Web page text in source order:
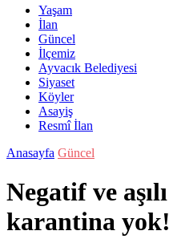
Yaşam
İlan
Güncel
İlçemiz
Ayvacık Belediyesi
Siyaset
Köyler
Asayiş
Resmî İlan
Anasayfa Güncel
Negatif ve
karantina yok!